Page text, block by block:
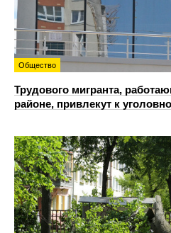
Общество
Трудового мигранта,
районе, привлекут к